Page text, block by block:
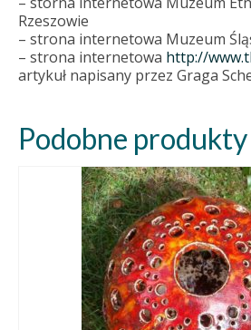
Rzeszowie
– strona internetowa Muzeum
– strona internetowa http://
artykuł napisany przez Graga
Podobne produkty